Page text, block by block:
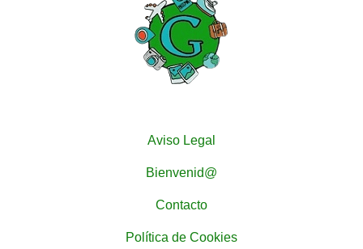
Aviso Legal
Bienvenid@
Contacto
Política de Cookies